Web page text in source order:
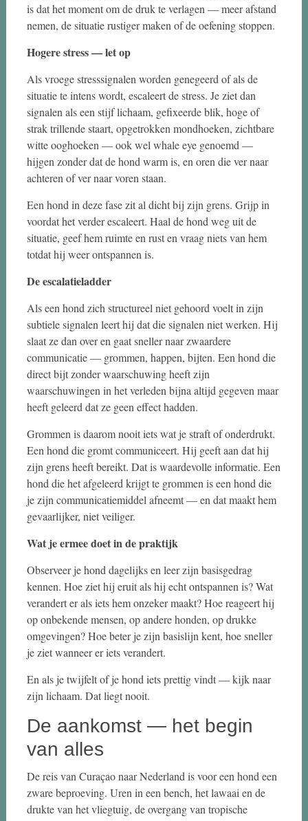
is dat het moment om de druk te verlagen — meer afstand
nemen, de situatie rustiger maken of de oefening stoppen.
Hogere stress — let op
Als vroege stresssignalen worden genegeerd of als de
situatie te intens wordt, escaleert de stress. Je ziet dan
signalen als een stijf lichaam, gefixeerde blik, hoge of
strak trillende staart, opgetrokken mondhoeken, zichtbare
witte ooghoeken — ook wel whale eye genoemd —
hijgen zonder dat de hond warm is, en oren die ver naar
achteren of ver naar voren staan.
Een hond in deze fase zit al dicht bij zijn grens. Grijp in
voordat het verder escaleert. Haal de hond weg uit de
situatie, geef hem ruimte en rust en vraag niets van hem
totdat hij weer ontspannen is.
De escalatieladder
Als een hond zich structureel niet gehoord voelt in zijn
subtiele signalen leert hij dat die signalen niet werken. Hij
slaat ze dan over en gaat sneller naar zwaardere
communicatie — grommen, happen, bijten. Een hond die
direct bijt zonder waarschuwing heeft zijn
waarschuwingen in het verleden bijna altijd gegeven maar
heeft geleerd dat ze geen effect hadden.
Grommen is daarom nooit iets wat je straft of onderdrukt.
Een hond die gromt communiceert. Hij geeft aan dat hij
zijn grens heeft bereikt. Dat is waardevolle informatie. Een
hond die het afgeleerd krijgt te grommen is een hond die
je zijn communicatiemiddel afneemt — en dat maakt hem
gevaarlijker, niet veiliger.
Wat je ermee doet in de praktijk
Observeer je hond dagelijks en leer zijn basisgedrag
kennen. Hoe ziet hij eruit als hij echt ontspannen is? Wat
verandert er als iets hem onzeker maakt? Hoe reageert hij
op onbekende mensen, op andere honden, op drukke
omgevingen? Hoe beter je zijn basislijn kent, hoe sneller
je ziet wanneer er iets verandert.
En als je twijfelt of je hond iets prettig vindt — kijk naar
zijn lichaam. Dat liegt nooit.
De aankomst — het begin
van alles
De reis van Curaçao naar Nederland is voor een hond een
zware beproeving. Uren in een bench, het lawaai en de
drukte van het vliegtuig, de overgang van tropische